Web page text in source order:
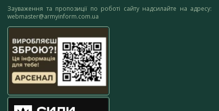
Зауваження та пропозиції по роботі сайту надсилайте на адресу:
webmaster@armyinform.com.ua